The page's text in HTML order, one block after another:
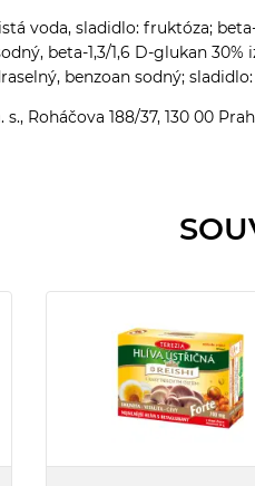
voda, sladidlo: fruktóza;
beta-1,3/1,6 D-glukan
benzoan sodný;
Roháčova 188/37, 130 00